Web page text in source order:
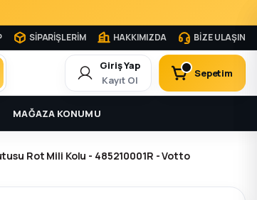
SİPARİŞLERİM HAKKIMIZDA BİZE ULAŞIN
Giriş Yap
Kayıt Ol
Sepetim
MAĞAZA KONUMU
Rot Mili Kolu - 485210001R - Votto